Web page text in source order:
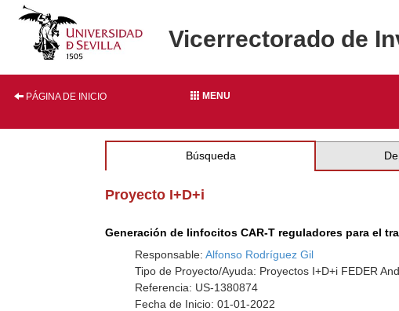
Vicerrectorado de
PÁGINA DE INICIO MENU
Búsqueda
Proyecto I+D+i
Generación de linfocitos CAR-T reguladores para el
Responsable:Alfonso Rodríguez Gil
Tipo de Proyecto/Ayuda: Proyectos I+D+i FEDER
Referencia: US-1380874
Fecha de Inicio: 01-01-2022